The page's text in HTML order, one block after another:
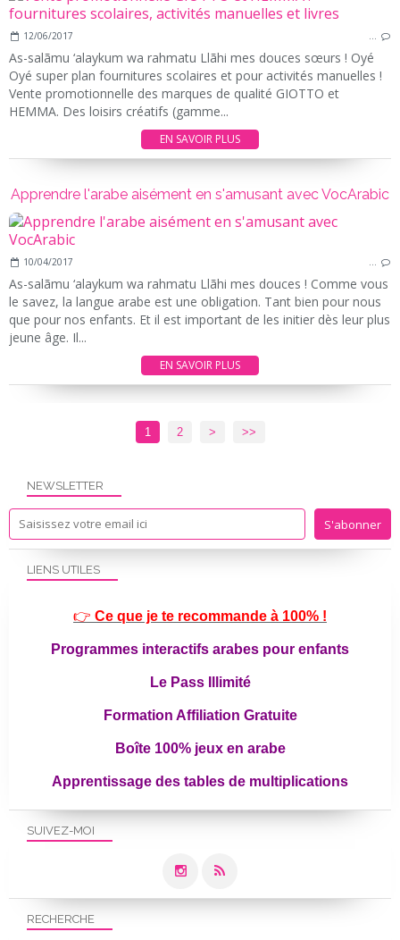
12/06/2017 …
As-salãmu ‘alaykum wa rahmatu Llãhi mes douces sœurs ! Oyé
Oyé super plan fournitures scolaires et pour activités manuelles !
Vente promotionnelle des marques de qualité GIOTTO et
HEMMA. Des loisirs créatifs (gamme...
EN SAVOIR PLUS
Apprendre l'arabe aisément en s'amusant avec VocArabic
10/04/2017 …
As-salãmu ‘alaykum wa rahmatu Llãhi mes douces ! Comme vous
le savez, la langue arabe est une obligation. Tant bien pour nous
que pour nos enfants. Et il est important de les initier dès leur plus
jeune âge. Il...
EN SAVOIR PLUS
1 2 > >>
NEWSLETTER
SUIVEZ-MOI
RECHERCHE
LIENS UTILES
👉 Ce que je te recommande à 100% !
Programmes interactifs arabes pour enfants
Le Pass Illimité
Formation Affiliation Gratuite
Boîte 100% jeux en arabe
Apprentissage des tables de multiplications